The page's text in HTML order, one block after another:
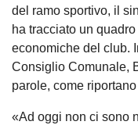
del ramo sportivo, il
ha tracciato un
economiche del club.
Consiglio Comunale,
parole, come
«Ad oggi non ci sono